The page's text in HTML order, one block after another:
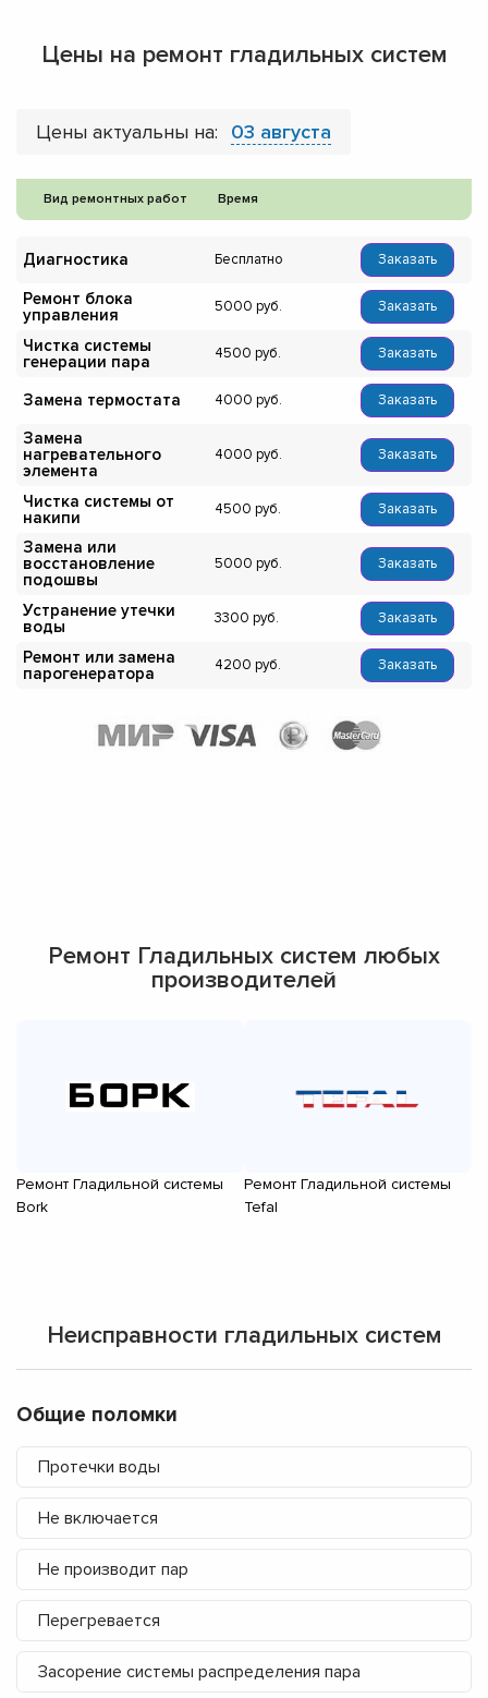
Цены на ремонт гладильных систем
Цены актуальны на: 03 августа
Вид ремонтных работ Время
Диагностика Бесплатно Заказать
Ремонт блока
управления
5000 Заказать
Чистка системы
генерации пара
4500 Заказать
Замена термостата 4000 Заказать
Замена
нагревательного
элемента
4000 Заказать
Чистка системы от
накипи
4500 Заказать
Замена или
восстановление
подошвы
5000 Заказать
Устранение утечки
воды
3300 Заказать
Ремонт или замена
парогенератора
4200 Заказать
Ремонт Гладильных систем любых
производителей
Ремонт Гладильной системы
Bork
Ремонт Гладильной системы
Tefal
Неисправности гладильных систем
Общие поломки
Протечки воды
Не включается
Не производит пар
Перегревается
Засорение системы распределения пара